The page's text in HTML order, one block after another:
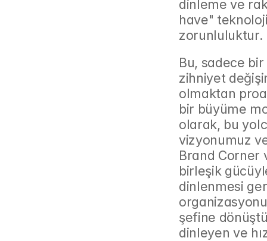
dinleme ve
have"
zorunluluktur.
Bu, sadece bir
zihniyet
olmaktan
bir büyüme
olarak, bu
vizyonumuz
Brand Corner
birleşik
dinlenmesi
şefine
dinleyen ve